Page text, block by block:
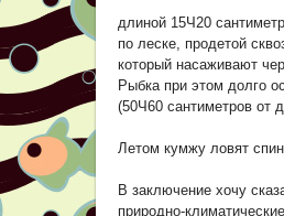
длиной 15Ч20
по леске, продетой
который насаживают
Рыбка при этом долго
(50Ч60 сантиметров от
Летом кумжу ловят
В заключение хочу
природно-